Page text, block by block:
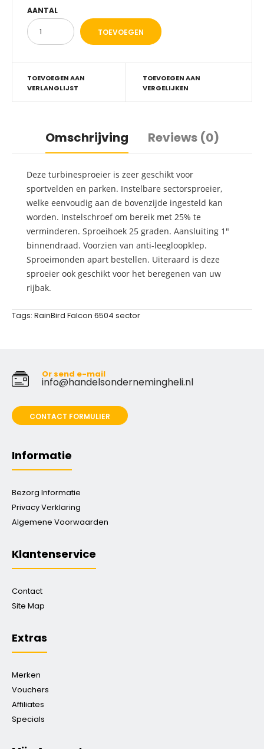
AANTAL
TOEVOEGEN AAN
VERLANGLIJST
TOEVOEGEN AAN
VERGELIJKEN
Omschrijving Reviews (0)
Deze turbinesproeier is zeer geschikt voor
sportvelden en parken. Instelbare sectorsproeier,
welke eenvoudig aan de bovenzijde ingesteld kan
worden. Instelschroef om bereik met 25% te
verminderen. Sproeihoek 25 graden. Aansluiting 1"
binnendraad. Voorzien van anti-leegloopklep.
Sproeimonden apart bestellen. Uiteraard is deze
sproeier ook geschikt voor het beregenen van uw
rijbak.
Tags: RainBird Falcon 6504 sector
Or send e-mail
info@handelsondernemingheli.nl
CONTACT FORMULIER
Informatie
Bezorg Informatie
Privacy Verklaring
Algemene Voorwaarden
Klantenservice
Contact
Site Map
Extras
Merken
Vouchers
Affiliates
Specials